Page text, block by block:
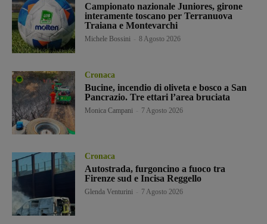
Campionato nazionale Juniores, girone
interamente toscano per Terranuova
Traiana e Montevarchi
Michele Bossini 8 Agosto 2026
Cronaca
Bucine, incendio di oliveta e bosco a San
Pancrazio. Tre ettari l’area bruciata
Monica Campani 7 Agosto 2026
Cronaca
Autostrada, furgoncino a fuoco tra
Firenze sud e Incisa Reggello
Glenda Venturini 7 Agosto 2026